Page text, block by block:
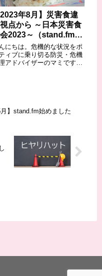
2023年8月】災害食違
点から ～日本災害食
2023～（stand.fmア
イブ#16）
にちは。危機的な状況をポ
ィブに乗り切る防災・危機
アドバイザーのマミです。
月5...
月】stand.fm始めました